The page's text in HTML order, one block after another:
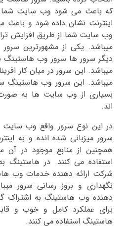
که باعث می شود وب سایت شما
اینترنت نشان داده شود و
وب سایت شما از طریق افزایش
میباشد. یکی از مشهورترین
دیگر سرور ها سرور وب هاستینگ
میباشد. این سرور در میان کار
میباشد. این سرور وب هاستینگ
بسیاری از وب سایت ها به
اند.
در این نوع سرور واقع وب
سرور میزبانی شده انده و به
همچنین از منابع موجود در
استفاده می کنند. در هاستینگ
شرکت ارائه دهنده خدمات وب
نگهداری و بروز رسانی سرور
دهنده وب هاستینگ به اشتراک
برای عملکرد کامل و خوب و
هاستینگ استفاده می کنند.